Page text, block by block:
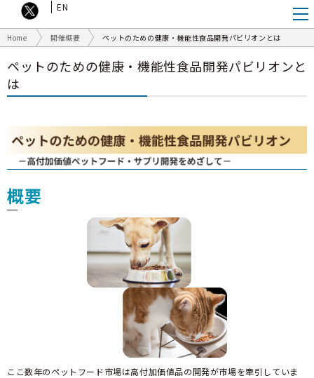
EN
Home 開催概要 ペットのための健康・機能性食品開発パビリオンとは
ペットのための健康・機能性食品開発パビリオンと
は
概要
ここ数年のペットフード市場は高付加価値品の開発が市場を牽引していま